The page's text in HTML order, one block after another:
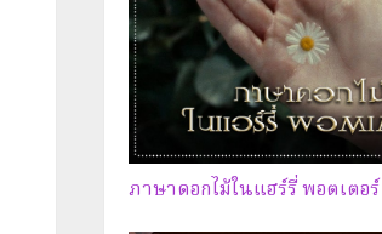
ภาษาดอกไม้ในแฮร์รี่ พอตเตอร์